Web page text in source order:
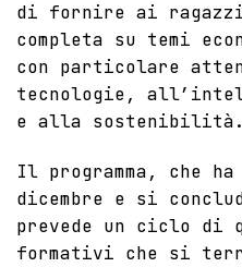
di fornire ai ragazzi
completa su temi
con particolare
tecnologie,
e alla sostenibilità.
Il programma, che
dicembre e si
prevede un ciclo di
formativi che si